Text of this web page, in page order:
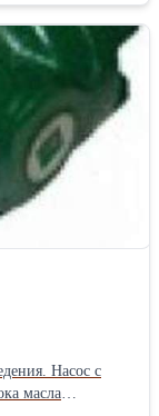
масла